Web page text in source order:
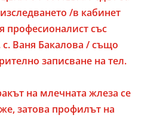
/в кабинет
професионалист със
Ваня Бакалова / също
записване на тел.
на млечната жлеза се
затова профилът на